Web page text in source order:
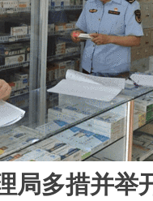
局多措并举